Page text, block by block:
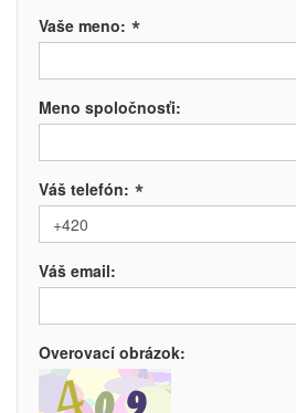
Vaše meno: *
Meno spoločnosťi:
Váš telefón: *
Váš email:
Overovací obrázok: